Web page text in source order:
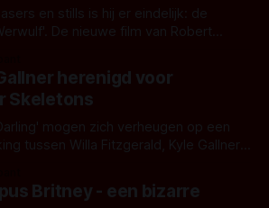
en stills is hij er eindelijk: de
De nieuwe film van Robert
en mythe. Het topic deze keer is (kon
de weerwolf. Kijk je mee?
herenigd voor
Skeletons
mogen zich verheugen op een
tussen Willa Fitzgerald, Kyle Gallner
creature feature waarvoor de
in Australië.
Britney - een bizarre